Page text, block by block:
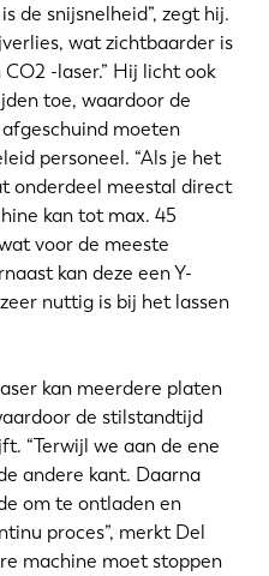
de snijsnelheid”, zegt hij.
wat zichtbaarder is
-laser.” Hij licht ook
toe, waardoor de
moeten
personeel. “Als je het
onderdeel meestal direct
kan tot max. 45
voor de meeste
kan deze een Y-
nuttig is bij het lassen
kan meerdere platen
de stilstandtijd
“Terwijl we aan de ene
andere kant. Daarna
om te ontladen en
proces”, merkt Del
machine moet stoppen